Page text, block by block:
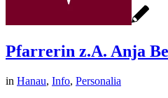
Pfarrerin z.A. Anja
in Hanau, Info, Personalia